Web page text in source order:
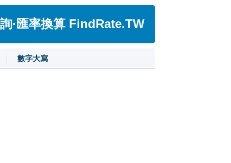
·匯率換算 FindRate.TW
數字大寫